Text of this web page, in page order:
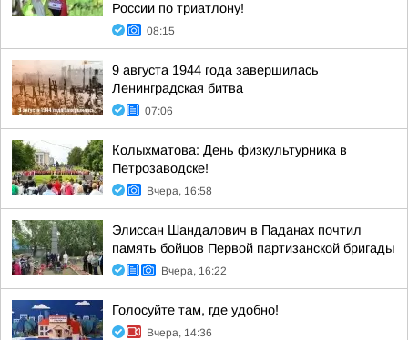
России по триатлону!
08:15
9 августа 1944 года завершилась
Ленинградская битва
07:06
Колыхматова: День физкультурника в
Петрозаводске!
Вчера, 16:58
Элиссан Шандалович в Паданах почтил
память бойцов Первой партизанской бригады
Вчера, 16:22
Голосуйте там, где удобно!
Вчера, 14:36